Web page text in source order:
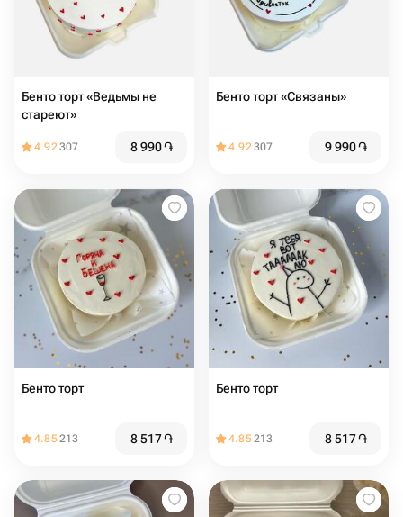
Бенто торт «Ведьмы не
стареют»
4.92307 8 990֏
Бенто торт «Связаны»
4.92307 9 990֏
Бенто торт
4.85213 8 517֏
Бенто торт
4.85213 8 517֏